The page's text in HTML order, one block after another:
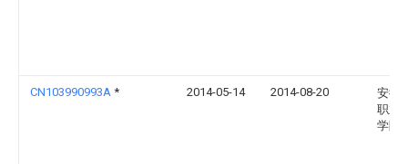
CN103990993A * 2014-05-14 2014-08-20
安徽
职业
学院